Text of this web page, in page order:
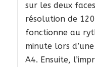
sur les deux
résolution de
fonctionne au
minute lors
A4. Ensuite,